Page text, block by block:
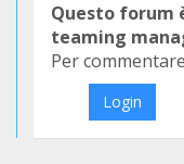
Questo forum
teaming
Per
Login